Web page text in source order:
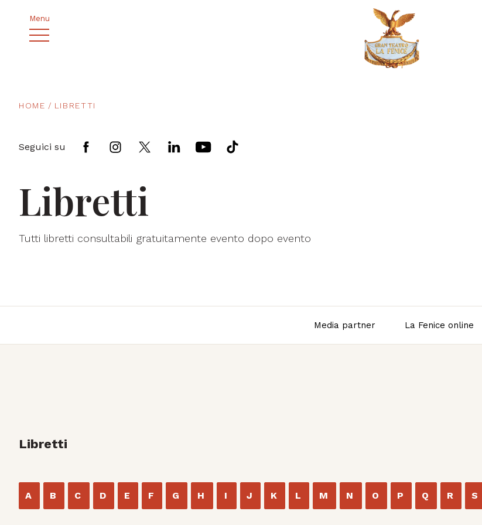
Menu
HOME LIBRETTI
Seguici su
Libretti
Tutti libretti consultabili gratuitamente evento dopo evento
Media partner La Fenice online
Libretti
A B C D E F G H I J K L M N O P Q R S